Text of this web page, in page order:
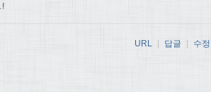
URL | 답글 | 수정